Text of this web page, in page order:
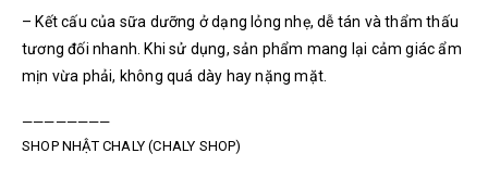
– Kết cấu của sữa dưỡng ở dạng lỏng nhẹ, dễ tán và thẩm thấu
tương đối nhanh. Khi sử dụng, sản phẩm mang lại cảm giác ẩm
mịn vừa phải, không quá dày hay nặng mặt.
————————
SHOP NHẬT CHALY (CHALY SHOP)